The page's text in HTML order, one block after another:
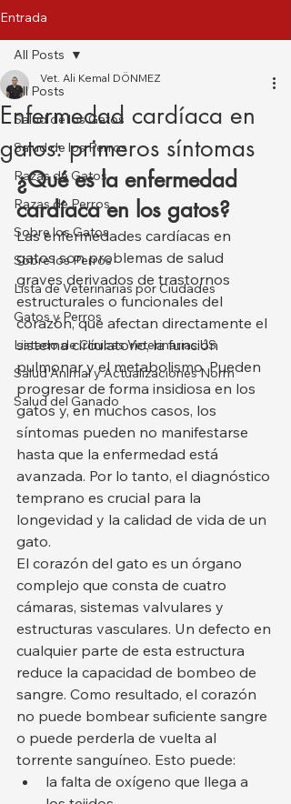
Entrada
All Posts
Salud de los Gatos
Salud de los Perros
Razas de Gatos
Razas de Perros
Sobre los Gatos
Sobre los Perros
Lista de Veterinarias por Ciudades
Gatos y Perros
Listado de Clínicas Veterinarias US
Salud Animal y Actualizaciones Norm
Salud del Ganado
All Posts
Enfermedad cardíaca en
gatos: primeros síntomas
Vet. Ali Kemal DÖNMEZ
¿Qué es la enfermedad
cardíaca en los gatos?
Las enfermedades cardíacas en
gatos son problemas de salud
graves derivados de trastornos
estructurales o funcionales del
corazón, que afectan directamente el
sistema circulatorio, la función
pulmonar y el metabolismo. Pueden
progresar de forma insidiosa en los
gatos y, en muchos casos, los
síntomas pueden no manifestarse
hasta que la enfermedad está
avanzada. Por lo tanto, el diagnóstico
temprano es crucial para la
longevidad y la calidad de vida de un
gato.
El corazón del gato es un órgano
complejo que consta de cuatro
cámaras, sistemas valvulares y
estructuras vasculares. Un defecto en
cualquier parte de esta estructura
reduce la capacidad de bombeo de
sangre. Como resultado, el corazón
no puede bombear suficiente sangre
o puede perderla de vuelta al
torrente sanguíneo. Esto puede:
la falta de oxígeno que llega a